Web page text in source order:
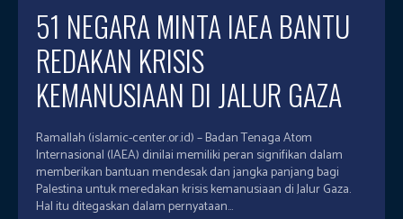
51 NEGARA MINTA IAEA BANTU
REDAKAN KRISIS
KEMANUSIAAN DI JALUR GAZA
Ramallah (islamic-center.or.id) – Badan Tenaga Atom
Internasional (IAEA) dinilai memiliki peran signifikan dalam
memberikan bantuan mendesak dan jangka panjang bagi
Palestina untuk meredakan krisis kemanusiaan di Jalur Gaza.
Hal itu ditegaskan dalam pernyataan...